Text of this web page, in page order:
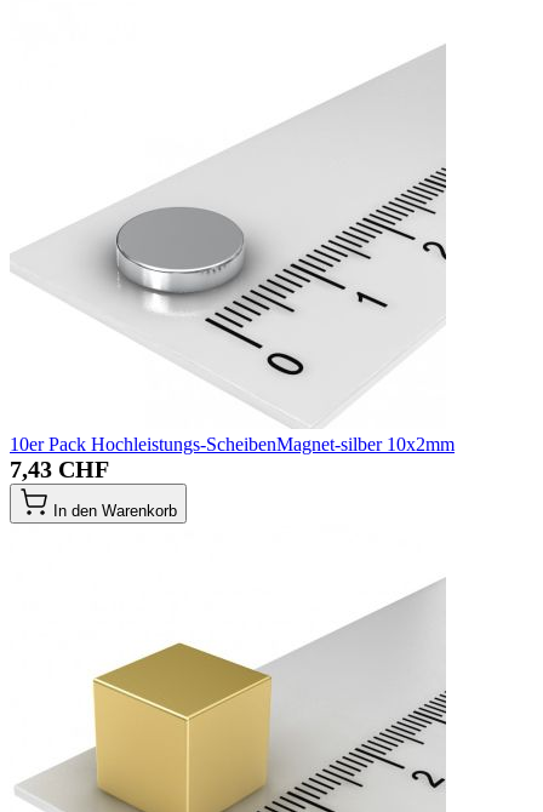
10er Pack Hochleistungs-ScheibenMagnet-silber 10x2mm
7,43 CHF
In den Warenkorb